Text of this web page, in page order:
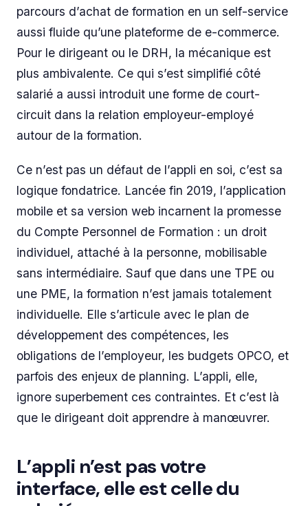
parcours d’achat de formation en un self-service
aussi fluide qu’une plateforme de e-commerce.
Pour le dirigeant ou le DRH, la mécanique est
plus ambivalente. Ce qui s’est simplifié côté
salarié a aussi introduit une forme de court-
circuit dans la relation employeur-employé
autour de la formation.
Ce n’est pas un défaut de l’appli en soi, c’est sa
logique fondatrice. Lancée fin 2019, l’application
mobile et sa version web incarnent la promesse
du Compte Personnel de Formation : un droit
individuel, attaché à la personne, mobilisable
sans intermédiaire. Sauf que dans une TPE ou
une PME, la formation n’est jamais totalement
individuelle. Elle s’articule avec le plan de
développement des compétences, les
obligations de l’employeur, les budgets OPCO, et
parfois des enjeux de planning. L’appli, elle,
ignore superbement ces contraintes. Et c’est là
que le dirigeant doit apprendre à manœuvrer.
L’appli n’est pas votre
interface, elle est celle du